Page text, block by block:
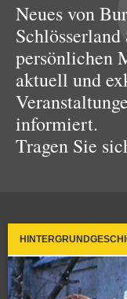
Neues von
persönlichen
aktuell und
informiert.
Tragen Sie